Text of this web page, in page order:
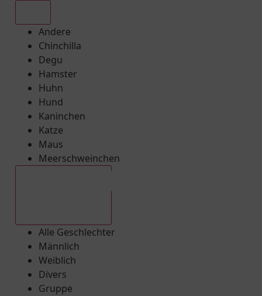
Andere
Chinchilla
Degu
Hamster
Huhn
Hund
Kaninchen
Katze
Maus
Meerschweinchen
Alle Geschlechter
Männlich
Weiblich
Divers
Gruppe